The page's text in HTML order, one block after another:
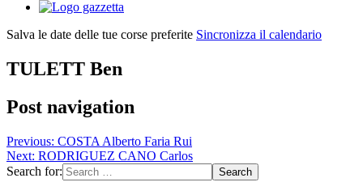
Salva le date delle tue corse preferite Sincronizza il calendario
TULETT Ben
Post navigation
Previous: COSTA Alberto Faria Rui
Next: RODRIGUEZ CANO Carlos
Search for: